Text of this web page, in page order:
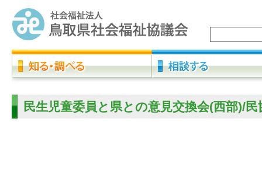
民生児童委員と県との意見交換会(西部)/民